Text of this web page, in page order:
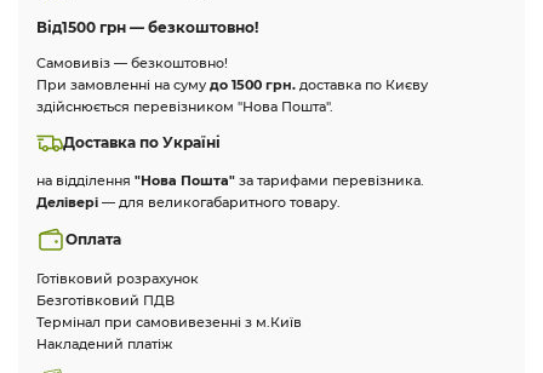
Від1500 грн — безкоштовно!
Самовивіз — безкоштовно!
При замовленні на суму до 1500 грн. доставка по Києву
здійснюється перевізником "Нова Пошта".
Доставка по Україні
на відділення "Нова Пошта" за тарифами перевізника.
Делівері — для великогабаритного товару.
Оплата
Готівковий розрахунок
Безготівковий ПДВ
Термінал при самовивезенні з м.Київ
Накладений платіж